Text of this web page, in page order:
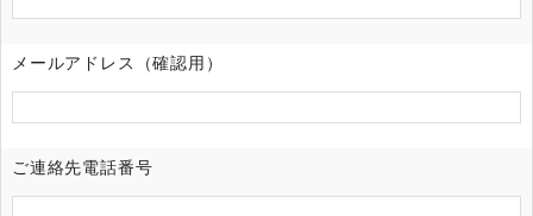
メールアドレス（確認用）
ご連絡先電話番号